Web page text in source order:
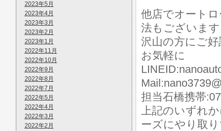
2023年5月
2023年4月
2023年3月
2023年2月
2023年1月
2022年11月
2022年10月
2022年9月
2022年8月
2022年7月
2022年5月
2022年4月
2022年3月
2022年2月
他店でオート
法もございま
沢山の方にご
お気軽に
担当石橋携帯
上記のいずれ
ーズにやり取